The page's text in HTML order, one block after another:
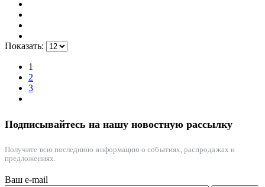
Показать:
1
2
3
Подписывайтесь на нашу новостную рассылку
Получите всю последнюю информацию о событиях, распродажах и
предложениях.
Ваш e-mail